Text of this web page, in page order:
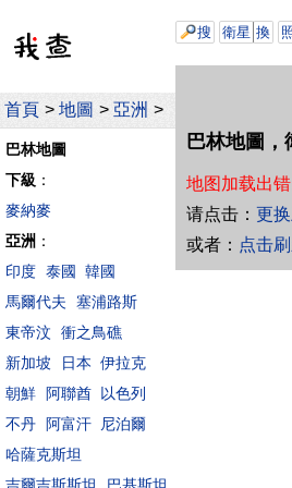
首頁 > 地圖 > 亞洲 >
巴林地圖
下級 ：
麥納麥
亞洲 ：
印度 泰國
韓國
馬爾代夫
塞浦路斯
東帝汶
衝之鳥礁
新加坡
日本 伊拉克
朝鮮
阿聯酋 以色列
不丹
阿富汗 尼泊爾
哈薩克斯坦
搜 衛星 換
巴林地圖，
地图加载出错
请点击： 更
或者： 点击